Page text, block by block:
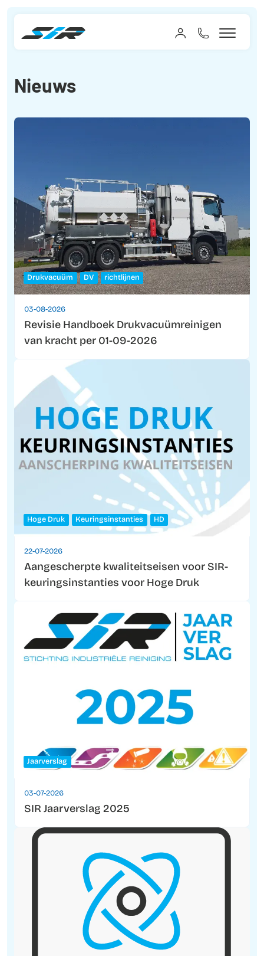
Nieuws
Drukvacuüm DV richtlijnen
03-08-2026
Revisie Handboek Drukvacuümreinigen
van kracht per 01-09-2026
Hoge Druk Keuringsinstanties HD
22-07-2026
Aangescherpte kwaliteitseisen voor SIR-
keuringsinstanties voor Hoge Druk
Jaarverslag
03-07-2026
SIR Jaarverslag 2025